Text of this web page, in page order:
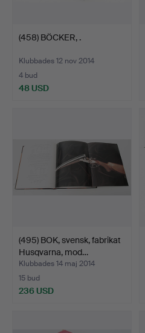
(458) BÖCKER, .
Klubbades 12 nov 2014
4 bud
48 USD
(495) BOK, svensk, fabrikat
Husqvarna, mod…
Klubbades 14 maj 2014
15 bud
236 USD